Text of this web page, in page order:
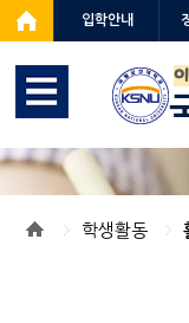
입학안내
학생활동